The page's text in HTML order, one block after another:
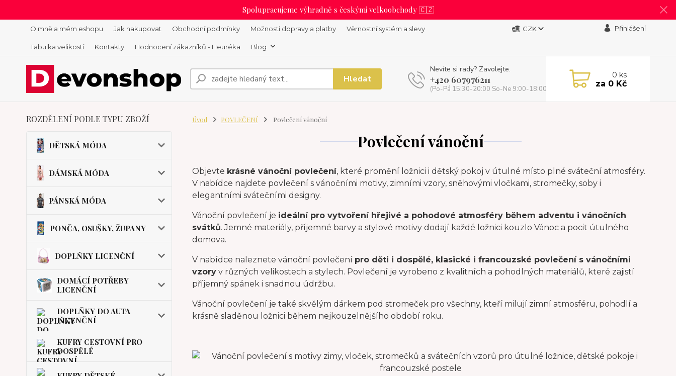
Spolupracujeme výhradně s českými velkoobchody 🇨🇿
O mně a mém eshopu Jak nakupovat Obchodní podmínky Možnosti dopravy a platby Věrnostní systém a slevy
Tabulka velikostí Kontakty Hodnocení zákazníků - Heuréka Blog
CZK Přihlášení
Hledat
Nevíte si rady? Zavolejte.
+420 607976211
(Po-Pá 15:30-20:00 So-Ne 9:00-18:00)
0 ks
za 0 Kč
ROZDĚLENÍ PODLE TYPU ZBOŽÍ
DĚTSKÁ MÓDA
DÁMSKÁ MÓDA
PÁNSKÁ MÓDA
PONČA, OSUŠKY, ŽUPANY
DOPLŇKY LICENČNÍ
DOMÁCÍ POTŘEBY
LICENČNÍ
DOPLŇKY DO AUTA
LICENČNÍ
KUFRY CESTOVNÍ PRO
DOSPĚLÉ
Úvod POVLEČENÍ Povlečení vánoční
Povlečení vánoční
Objevte krásné vánoční povlečení, které promění ložnici i dětský pokoj v útulné místo plné sváteční atmosféry.
V nabídce najdete povlečení s vánočními motivy, zimními vzory, sněhovými vločkami, stromečky, soby i
elegantními svátečními designy.
Vánoční povlečení je ideální pro vytvoření hřejivé a pohodové atmosféry během adventu i vánočních
svátků. Jemné materiály, příjemné barvy a stylové motivy dodají každé ložnici kouzlo Vánoc a pocit útulného
domova.
V nabídce naleznete vánoční povlečení pro děti i dospělé, klasické i francouzské povlečení s vánočními
vzoryv různých velikostech a stylech. Povlečení je vyrobeno z kvalitních a pohodlných materiálů, které zajistí
příjemný spánek i snadnou údržbu.
Vánoční povlečení je také skvělým dárkem pod stromeček pro všechny, kteří milují zimní atmosféru, pohodlí a
krásně sladěnou ložnici během nejkouzelnějšího období roku.